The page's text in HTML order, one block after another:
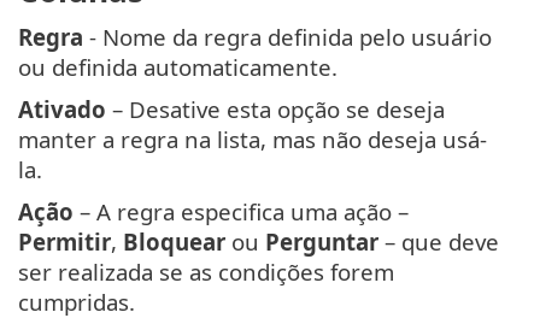
Regra - Nome da regra definida pelo usuário
ou definida automaticamente.
Ativado – Desative esta opção se deseja
manter a regra na lista, mas não deseja usá-
la.
Ação – A regra especifica uma ação –
Permitir, Bloquear ou Perguntar – que deve
ser realizada se as condições forem
cumpridas.